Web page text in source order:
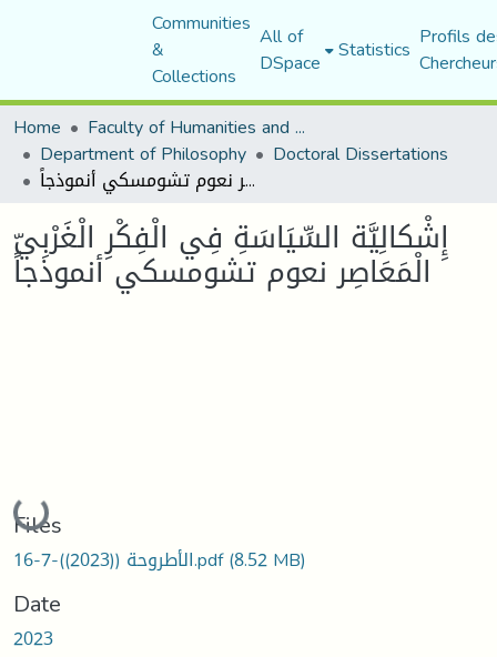
Communities
&
Collections
All of
DSpace Statistics Profils
Home
Faculty of Humanities and Social Sciences
Department of Philosophy Doctoral Dissertations
إِشْكالِيَّة السِّيَاسَةِ فِي الْفِكْرِ الْغَرْبِيّ الْمَعَاصِر نعوم تشومسكي أنموذجاً
إِشْكالِيَّة السِّيَاسَةِ فِي الْفِكْرِ الْغَرْبِيّ
الْمَعَاصِر نعوم تشومسكي أنموذجاً
Loading...
Files
الأطروحة ((2023))-7-16.pdf(8.52 MB)
Date
2023